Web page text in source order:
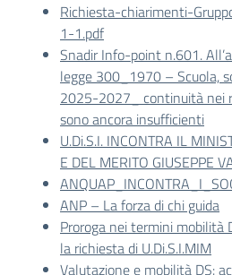
Richiesta-chiarimenti-
1-1.pdf
Snadir Info-point n.601.
legge 300_1970 – Scuola,
2025-2027_ continuità nei
sono ancora insufficienti
U.Di.S.I. INCONTRA IL
E DEL MERITO GIUSEPPE
ANP – La forza di chi guida
Proroga nei termini mobilità
la richiesta di U.Di.S.I.MIM
Valutazione e mobilità DS: